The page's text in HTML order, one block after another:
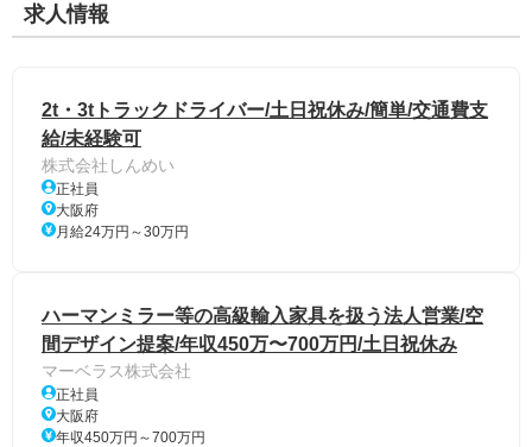
求人情報
2t・3tトラックドライバー/土日祝休み/簡単/交通費支
給/未経験可
株式会社しんめい
正社員
大阪府
月給24万円～30万円
ハーマンミラー等の高級輸入家具を扱う法人営業/空
間デザイン提案/年収450万〜700万円/土日祝休み
マーベラス株式会社
正社員
大阪府
年収450万円～700万円